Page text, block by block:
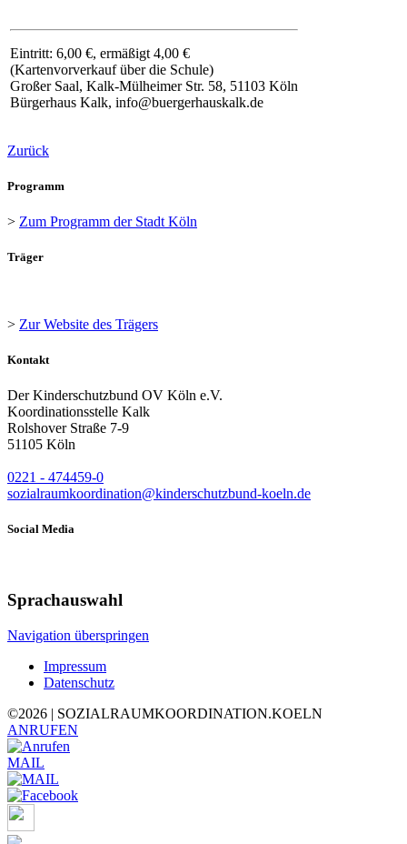
Eintritt: 6,00 €, ermäßigt 4,00 €
(Kartenvorverkauf über die Schule)
Großer Saal, Kalk-Mülheimer Str. 58, 51103 Köln
Bürgerhaus Kalk, info@buergerhauskalk.de
Zurück
Programm
> Zum Programm der Stadt Köln
Träger
> Zur Website des Trägers
Kontakt
Der Kinderschutzbund OV Köln e.V.
Koordinationsstelle Kalk
Rolshover Straße 7-9
51105 Köln
0221 - 474459-0
sozialraumkoordination@kinderschutzbund-koeln.de
Social Media
Sprachauswahl
Navigation überspringen
Impressum
Datenschutz
©2026 | SOZIALRAUMKOORDINATION.KOELN
ANRUFEN
MAIL